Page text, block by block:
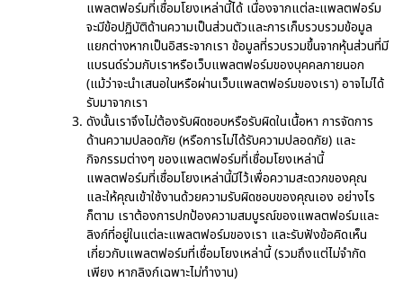
แพลตฟอร์มที่เชื่อมโยงเหล่านี้ได้ เนื่องจากแต่ละแพลตฟอร์ม
จะมีข้อปฏิบัติด้านความเป็นส่วนตัวและการเก็บรวบรวมข้อมูล
แยกต่างหากเป็นอิสระจากเรา ข้อมูลที่รวบรวมขึ้นจากหุ้นส่วนที่มี
แบรนด์ร่วมกับเราหรือเว็บแพลตฟอร์มของบุคคลภายนอก
(แม้ว่าจะนำเสนอในหรือผ่านเว็บแพลตฟอร์มของเรา) อาจไม่ได้
รับมาจากเรา
ดังนั้นเราจึงไม่ต้องรับผิดชอบหรือรับผิดในเนื้อหา การจัดการ
ด้านความปลอดภัย (หรือการไม่ได้รับความปลอดภัย) และ
กิจกรรมต่างๆ ของแพลตฟอร์มที่เชื่อมโยงเหล่านี้
แพลตฟอร์มที่เชื่อมโยงเหล่านี้มีไว้เพื่อความสะดวกของคุณ
และให้คุณเข้าใช้งานด้วยความรับผิดชอบของคุณเอง อย่างไร
ก็ตาม เราต้องการปกป้องความสมบูรณ์ของแพลตฟอร์มและ
ลิงก์ที่อยู่ในแต่ละแพลตฟอร์มของเรา และรับฟังข้อคิดเห็น
เกี่ยวกับแพลตฟอร์มที่เชื่อมโยงเหล่านี้ (รวมถึงแต่ไม่จำกัด
เพียง หากลิงก์เฉพาะไม่ทำงาน)